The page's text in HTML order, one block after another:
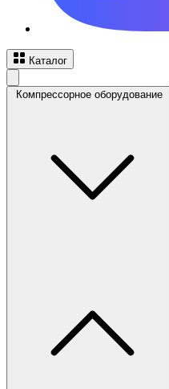
Каталог
Компрессорное оборудование